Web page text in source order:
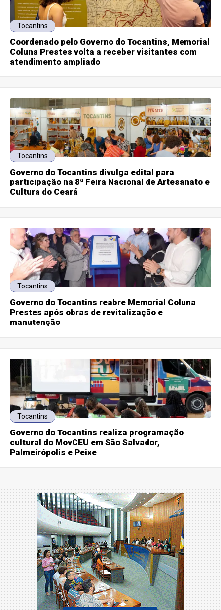
Tocantins
Coordenado pelo Governo do Tocantins, Memorial
Coluna Prestes volta a receber visitantes com
atendimento ampliado
Tocantins
Governo do Tocantins divulga edital para
participação na 8ª Feira Nacional de Artesanato e
Cultura do Ceará
Tocantins
Governo do Tocantins reabre Memorial Coluna
Prestes após obras de revitalização e
manutenção
Tocantins
Governo do Tocantins realiza programação
cultural do MovCEU em São Salvador,
Palmeirópolis e Peixe